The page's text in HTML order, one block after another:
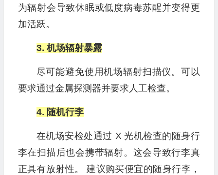
为辐射会导致休眠或低度病毒苏醒并变得更
加活跃。
3. 机场辐射暴露
尽可能避免使用机场辐射扫描仪。可以
要求通过金属探测器并要求人工检查。
4. 随机行李
在机场安检处通过 X 光机检查的随身行
李在扫描后也会携带辐射。这会导致行李真
正具有放射性。 建议购买便宜的随身行李，